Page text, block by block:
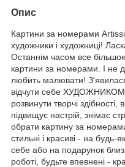
Опис
Картини за номерами
художники і художниці!
Останнім часом все
картини за номерами. І не
любить малювати!
відчути себе
розвинути творчі здібності,
підвищує настрій, знімає
обрати картину за номерами
стильні і красиві - на
себе або на подарунок
роботі, будьте впевнені -